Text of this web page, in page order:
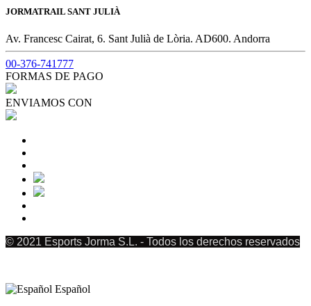
JORMATRAIL SANT JULIÀ
Av. Francesc Cairat, 6. Sant Julià de Lòria. AD600. Andorra
00-376-741777
FORMAS DE PAGO
ENVIAMOS CON
© 2021 Esports Jorma S.L. - Todos los derechos reservados
Español